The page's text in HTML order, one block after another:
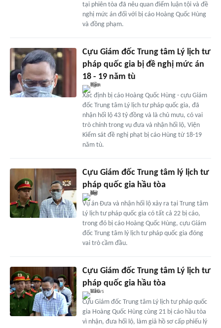
tại phiên tòa đã nêu quan điểm luận tội và đề
nghị mức án đối với bị cáo Hoàng Quốc Hùng
và đồng phạm.
Cựu Giám đốc Trung tâm Lý lịch tư
pháp quốc gia bị đề nghị mức án
18 - 19 năm tù
Xác định bị cáo Hoàng Quốc Hùng - cựu Giám
đốc Trung tâm Lý lịch tư pháp quốc gia, đã
nhận hối lộ 43 tỷ đồng và là chủ mưu, có vai
trò chính trong vụ đưa và nhận hối lộ, Viện
Kiểm sát đề nghị phạt bị cáo Hùng từ 18-19
năm tù.
Cựu Giám đốc Trung tâm lý lịch tư
pháp quốc gia hầu tòa
Vụ án Đưa và nhận hối lộ xảy ra tại Trung tâm
Lý lịch tư pháp quốc gia có tất cả 22 bị cáo,
trong đó bị cáo Hoàng Quốc Hùng, cựu Giám
đốc Trung tâm lý lịch tư pháp quốc gia đóng
vai trò cầm đầu.
Cựu Giám đốc Trung tâm Lý lịch tư
pháp quốc gia hầu tòa
Cựu Giám đốc Trung tâm Lý lịch tư pháp quốc
gia Hoàng Quốc Hùng cùng 21 bị cáo hầu tòa
vì nhận, đưa hối lộ, làm giả hồ sơ cấp phiếu lý